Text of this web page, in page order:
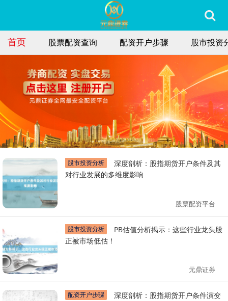
首页 股票配资查询 配资开户步骤 股市投资
股市投资分析
对行业发展的多维度影响
股票配资平台
股市投资分析
正被市场低估！
元鼎证券
配资开户步骤